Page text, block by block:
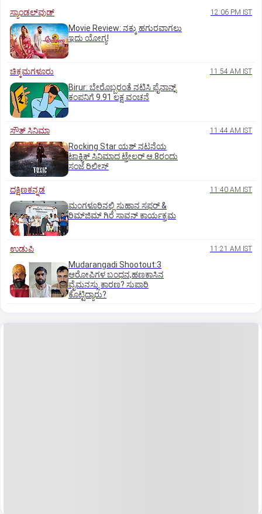
ಸ್ಯಾಂಡಲ್‌ವುಡ್‌ 12:06 PM IST
Movie Review: ನಕ್ಕು ಹಗುರವಾಗಲು
ಇದು ಯೋಗ್ಯ!
ಚಿಕ್ಕಮಗಳೂರು 11:54 AM IST
Birur: ಬೇರೊಬ್ಬರಂತೆ ನಟಿಸಿ ಫೈನಾನ್ಸ್
ಕಂಪನಿಗೆ 9.91 ಲಕ್ಷ ವಂಚನೆ
ಸೌತ್‌ ಸಿನಿಮಾ 11:44 AM IST
Rocking Star ಯಶ್‌ ನಟನೆಯ
ಟಾಕ್ಸಿಕ್‌ ಸಿನಿಮಾದ ಟ್ರೇಲರ್‌ ಆ.8ರಂದು
ಸಂಜೆ ರಿಲೀಸ್
ದಕ್ಷಿಣಕನ್ನಡ 11:40 AM IST
ಮಂಗಳೂರಿನಲ್ಲಿ ಸುಹಾನ ಸಫರ್ &
ರಿಮ್‌ಜಿಮ್ ಗಿರೆ ಸಾವನ್ ಕಾರ್ಯಕ್ರಮ
ಉಡುಪಿ 11:21 AM IST
Mudarangadi Shootout:‌3
ಆರೋಪಿಗಳ ಬಂಧನ,ಹಣಕಾಸಿನ
ವೈಮನಸ್ಸು ಕಾರಣ? ಸುಪಾರಿ
ಕೊಟ್ಟಿದ್ಯಾರು?